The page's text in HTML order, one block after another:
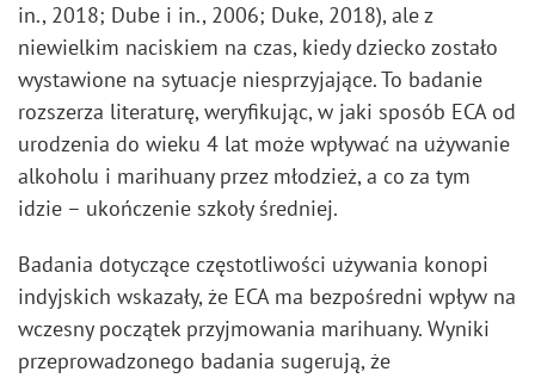
in., 2018; Dube i in., 2006; Duke, 2018), ale z
niewielkim naciskiem na czas, kiedy dziecko zostało
wystawione na sytuacje niesprzyjające. To badanie
rozszerza literaturę, weryfikując, w jaki sposób ECA od
urodzenia do wieku 4 lat może wpływać na używanie
alkoholu i marihuany przez młodzież, a co za tym
idzie – ukończenie szkoły średniej.
Badania dotyczące częstotliwości używania konopi
indyjskich wskazały, że ECA ma bezpośredni wpływ na
wczesny początek przyjmowania marihuany. Wyniki
przeprowadzonego badania sugerują, że